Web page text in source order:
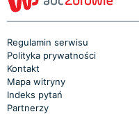
Regulamin serwisu
Polityka prywatności
Kontakt
Mapa witryny
Indeks pytań
Partnerzy